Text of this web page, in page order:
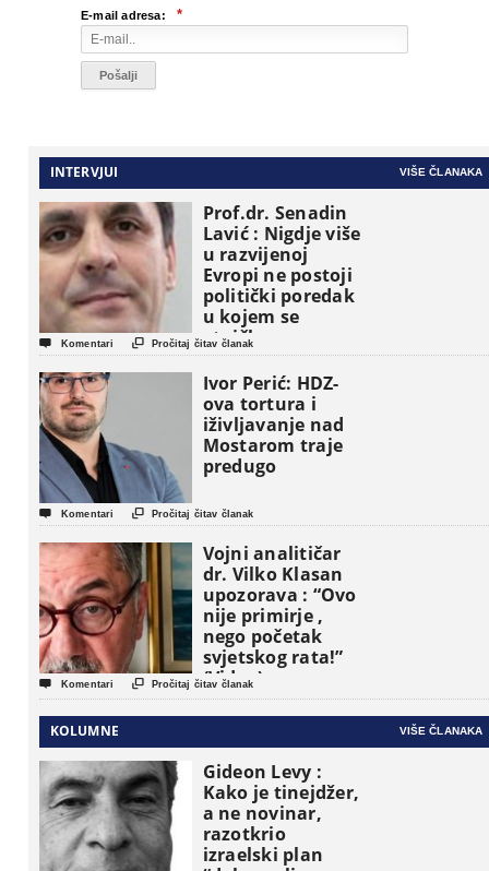
E-mail adresa: *
INTERVJUI VIŠE ČLANAKA
Prof.dr. Senadin
Lavić : Nigdje više
u razvijenoj
Evropi ne postoji
politički poredak
u kojem se
etničke grupe
pojavljuju kao
osnovne
političke jedinice
 Komentari  Pročitaj čitav članak
Ivor Perić: HDZ-
ova tortura i
iživljavanje nad
Mostarom traje
predugo
 Komentari  Pročitaj čitav članak
Vojni analitičar
dr. Vilko Klasan
upozorava : “Ovo
nije primirje ,
nego početak
svjetskog rata!”
(Video)
 Komentari  Pročitaj čitav članak
KOLUMNE VIŠE ČLANAKA
Gideon Levy :
Kako je tinejdžer,
a ne novinar,
razotkrio
izraelski plan